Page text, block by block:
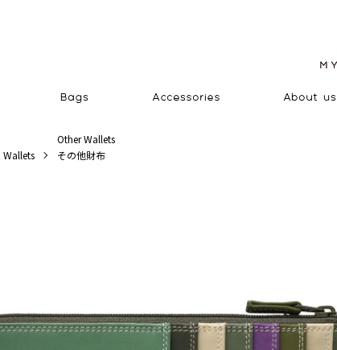
Wallets
Other Wallets
その他財布